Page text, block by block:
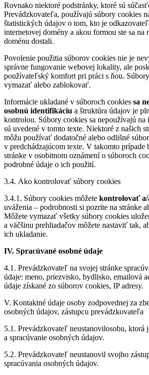
Rovnako niektoré podstránky, ktoré sú
Prevádzkovateľa, používajú súbory cookies
štatistických údajov o tom, kto je
internetovej domény a akou formou ste sa na
doménu dostali.
Povolenie použitia súborov cookies nie je
správne fungovanie webovej lokality, ale
používateľský komfort pri práci s ňou.
vymazať alebo zablokovať.
Informácie ukladané v súboroch cookies sa
osobnú identifikáciu a štruktúra údajov je
kontrolou. Súbory cookies sa nepoužívajú na
sú uvedené v tomto texte. Niektoré z našich
môžu používať dodatočné alebo odlišné
v predchádzajúcom texte. V takomto prípade
stránke v osobitnom oznámení o súboroch
podrobné údaje o ich použití.
3.4. Ako kontrolovať súbory cookies
3.4.1. Súbory cookies môžete kontrolovať a/
uváženia – podrobnosti si pozrite na stránke
Môžete vymazať všetky súbory cookies
a väčšinu prehliadačov môžete nastaviť tak,
ich ukladanie.
IV. Spracúvané osobné údaje
4.1. Prevádzkovateľ na svojej stránke
údaje: meno, priezvisko, bydlisko, emailová
údaje získané zo súborov cookies, IP adresy.
V. Kontaktné údaje osoby zodpovednej za
osobných údajov, zástupcu prevádzkovateľa
5.1. Prevádzkovateľ neustanovilosobu, ktorá
a spracúvanie osobných údajov.
5.2. Prevádzkovateľ neustanovil svojho
spracúvania osobných údajov.